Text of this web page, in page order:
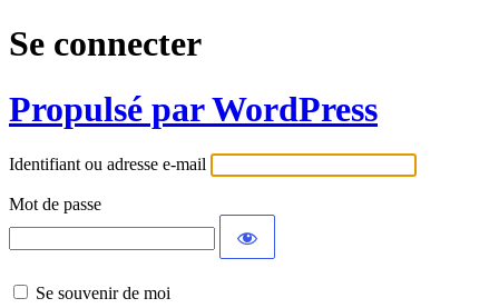
Se connecter
Propulsé par WordPress
Identifiant ou adresse e-mail
Mot de passe
Se souvenir de moi